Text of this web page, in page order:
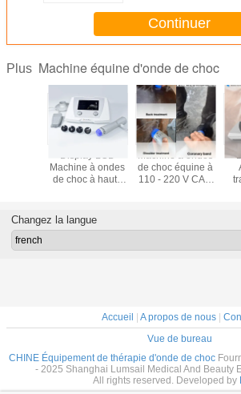
énergie
Continuer
Plus Machine équine d'onde de choc
de la
haute
Display LCD
Machine à ondes
de choc à haute
Machine à ondes
de choc équine à
110 - 220 V CA à
Changez la langue
Accueil | A propos de nous |
Vue de bureau
CHINE Équipement de thérapie d'onde de choc
- 2025 Shanghai Lumsail Medical And Beauty
All rights reserved. Developed by